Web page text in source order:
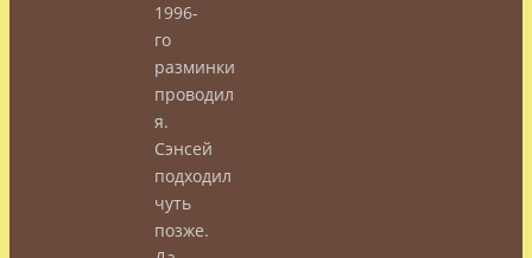
1996-
го
разминки
проводил
я.
Сэнсей
подходил
чуть
позже.